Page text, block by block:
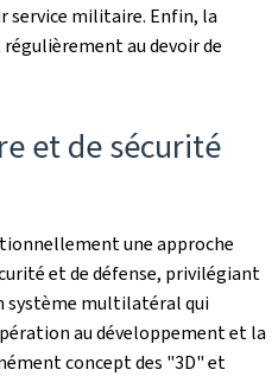
service militaire. Enfin, la
au devoir de
et de sécurité
une approche
et de défense, privilégiant
système multilatéral qui
au développement et la
concept des "3D" et